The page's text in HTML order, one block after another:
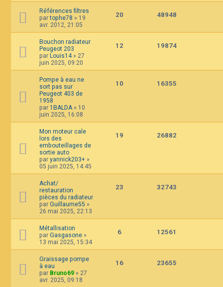
Références filtres
partophe78 » 19
avr. 2012, 21:05
20 48948
Bouchon radiateur
Peugeot 203
par Louis14» 27
juin 2025, 09:20
12 19874
Pompe à eau ne
sort pas sur
Peugeot 403 de
1958
par 1BALDA » 10
juin 2025, 16:08
10 16355
Mon moteur cale
lors des
embouteillages de
sortie auto
par yannick203+ »
05 juin 2025, 14:45
19 26882
Achat/
restauration
pièces du radiateur
par Guillaume55 »
26 mai 2025, 22:13
23 32743
Métallisation
par Gasgasone »
13 mai 2025, 15:34
6 12561
Graissage pompe
à eau
par Bruno69 » 27
avr. 2025, 09:18
16 23655